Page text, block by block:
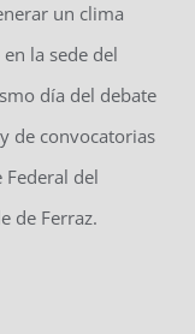
un clima
la sede del
día del debate
de convocatorias
del
de Ferraz.